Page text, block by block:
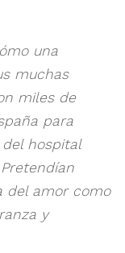
una
muchas
miles de
para
hospital
del amor como
y